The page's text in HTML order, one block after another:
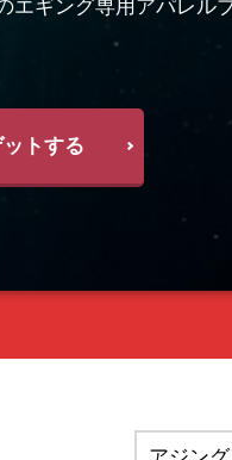
エギング専用アパレル
トする